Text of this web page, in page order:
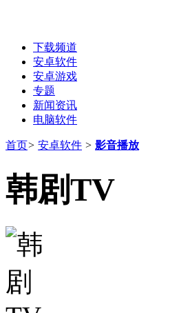
下载频道
安卓软件
安卓游戏
专题
新闻资讯
电脑软件
首页> 安卓软件 > 影音播放
韩剧TV